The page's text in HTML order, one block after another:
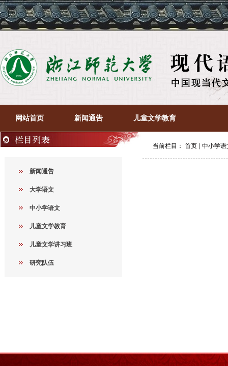
网站首页 新闻通告 儿童文学教育
新闻通告
大学语文
中小学语文
儿童文学教育
儿童文学讲习班
研究队伍
当前栏目： 首页 中小学语